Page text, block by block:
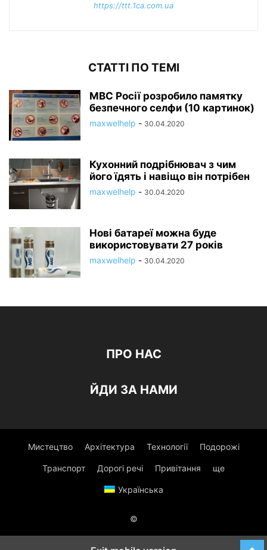
https://ttt.1ca.com.ua
СТАТТІ ПО ТЕМІ
МВС Росії розробило памятку
безпечного селфи (10 картинок)
maxwelhelp - 30.04.2020
Кухонний подрібнювач з чим
його їдять і навіщо він потрібен
maxwelhelp - 30.04.2020
Нові батареї можна буде
використовувати 27 років
maxwelhelp - 30.04.2020
ПРО НАС
ЙДИ ЗА НАМИ
Мистецтво Архітектура Технології Подорожі
Транспорт Дорогі речі Привітання ще
Українська
©